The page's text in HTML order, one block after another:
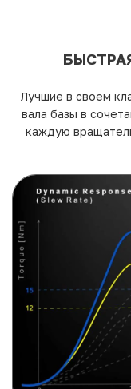
Лучшие в своем
вала базы в
каждую